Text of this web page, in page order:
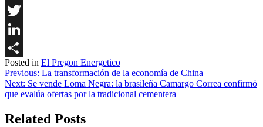
Facebook
Twitter
LinkedIn
Share
Posted in El Pregon Energetico
Navegación
de
Previous: La transformación de la economía de China
Next: Se vende Loma Negra: la brasileña Camargo Correa confirmó
que evalúa ofertas por la tradicional cementera
Related Posts